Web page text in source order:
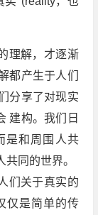
理解，才逐渐
都产生于人们
分享了对现实
建构。我们日
是和周围人共
同的世界。
们关于真实的
仅是简单的传